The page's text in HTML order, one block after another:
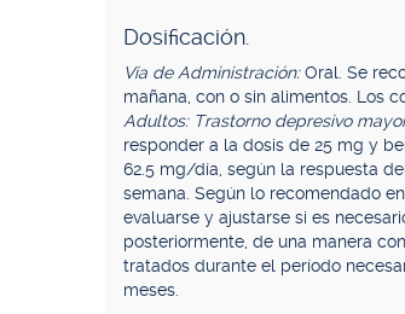
Dosificación.
Vía de Administración:Oral. Se
mañana, con o sin alimentos. Los
Adultos: Trastorno depresivo
responder a la dosis de 25 mg y
62.5 mg/día, según la respuesta
semana. Según lo recomendado
evaluarse y ajustarse si es
posteriormente, de una manera
tratados durante el período
meses.